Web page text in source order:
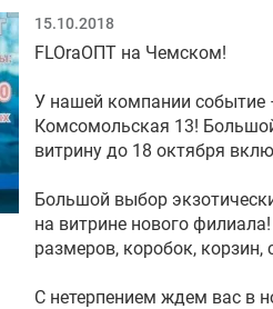
15.10.2018
FLOraОПТ на Чемском!
У нашей компании
Комсомольская 13!
витрину до 18 октября
Большой выбор
на витрине нового
размеров, коробок, корзин,
С нетерпением ждем вас в